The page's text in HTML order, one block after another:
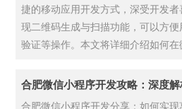
捷的移动应用开发方式，深受开发
现二维码生成与扫描功能，可以方
验证等操作。本文将详细介绍如何在
合肥微信小程序开发攻略：深度
合肥微信小程序开发分享：如何实